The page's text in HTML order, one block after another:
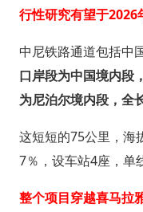
行性研究有望于2026
中尼铁路通道包括中
口岸段为中国境内段
为尼泊尔境内段，全
这短短的75公里，海
7％，设车站4座，单
整个项目穿越喜马拉